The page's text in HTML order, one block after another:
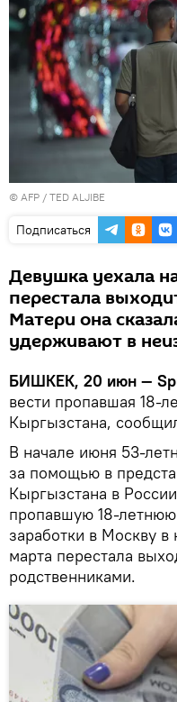
© AFP / TED ALJIBE
Подписаться
Девушка уехала
перестала
Матери она
удерживают в
БИШКЕК, 20 июн —
вести пропавшая 18-
Кыргызстана,
В начале июня 53-
за помощью в
Кыргызстана в
пропавшую 18-
заработки в Москву в
марта перестала
родственниками.